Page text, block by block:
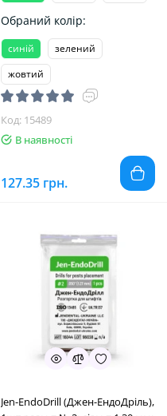
Обраний колір:
синій
зелений
жовтий
Код: 15489
В наявності
127.35 грн.
Jen-EndoDrill (Джен-ЕндоДріль),